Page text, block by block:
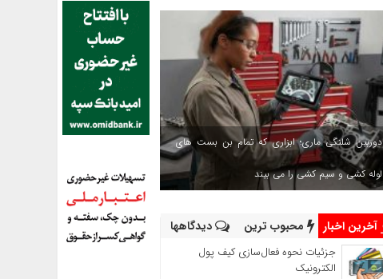
دوربین شلنگی ماری؛ ابزاری که تمام بن بست های
لوله کشی و سیم کشی را می بیند
آخرین اخبار محبوب ترین دیدگاهها
جزئیات نحوه فعال‌سازی کیف پول
الکترونیک